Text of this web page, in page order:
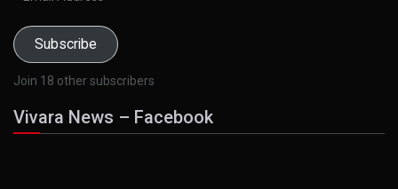
Subscribe
Join 18 other subscribers
Vivara News – Facebook